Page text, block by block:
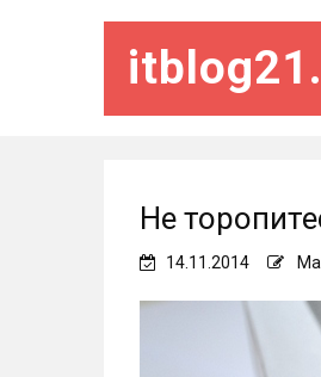
Не
14.11.2014